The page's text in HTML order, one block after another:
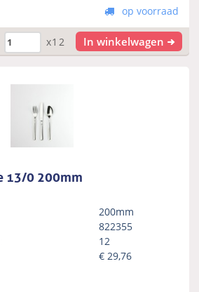
op voorraad
x12 In winkelwagen
13/0 200mm
200mm
822355
12
€ 29,76